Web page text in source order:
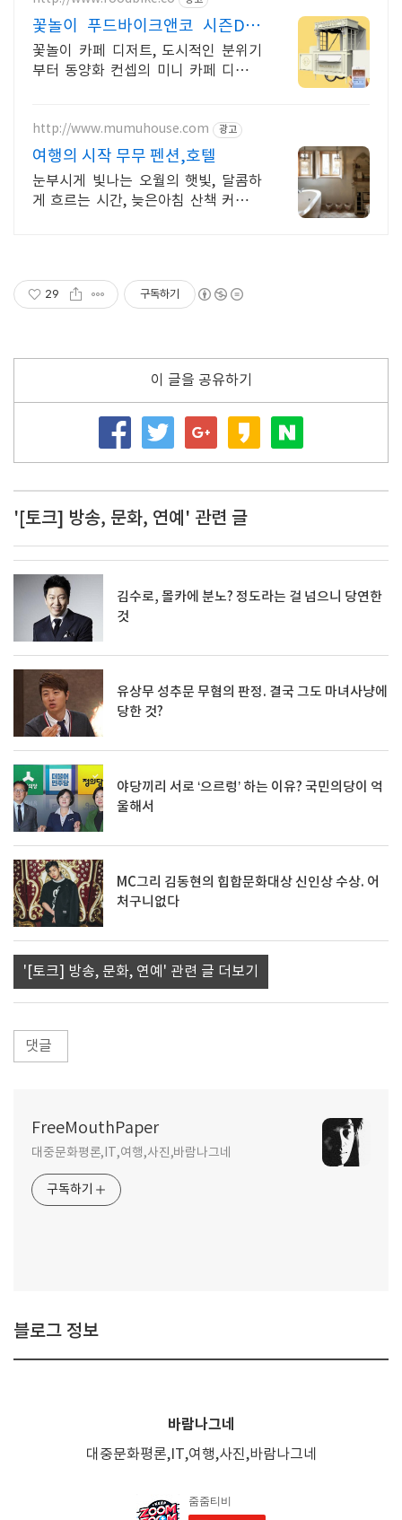
꽃놀이 푸드바이크앤코 시즌DP/
행사용집기/플라워
꽃놀이 카페 디저트, 도시적인 분위기
부터 동양화 컨셉의 미니 카페 디자인
http://www.mumuhouse.com 광고
여행의 시작 무무 펜션,호텔
눈부시게 빛나는 오월의 햇빛, 달콤하
게 흐르는 시간, 늦은아침 산책 커피와
29 구독하기
이 글을 공유하기
'[토크] 방송, 문화, 연예' 관련 글
김수로, 몰카에 분노? 정도라는 걸 넘으니 당연한
것
유상무 성추문 무혐의 판정. 결국 그도 마녀사냥에
당한 것?
야당끼리 서로 ‘으르렁’ 하는 이유? 국민의당이 억
울해서
MC그리 김동현의 힙합문화대상 신인상 수상. 어
처구니없다
'[토크] 방송, 문화, 연예' 관련 글 더보기
댓글
FreeMouthPaper
대중문화평론,IT,여행,사진,바람나그네
구독하기
블로그 정보
바람나그네
대중문화평론,IT,여행,사진,바람나그네